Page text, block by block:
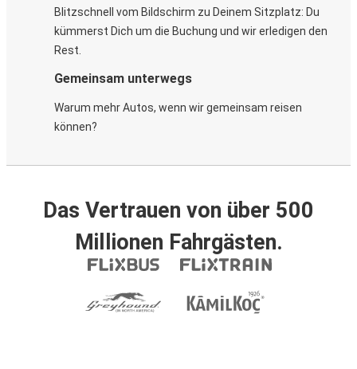
Blitzschnell vom Bildschirm zu Deinem Sitzplatz: Du
kümmerst Dich um die Buchung und wir erledigen den
Rest.
Gemeinsam unterwegs
Warum mehr Autos, wenn wir gemeinsam reisen
können?
Das Vertrauen von über 500
Millionen Fahrgästen.